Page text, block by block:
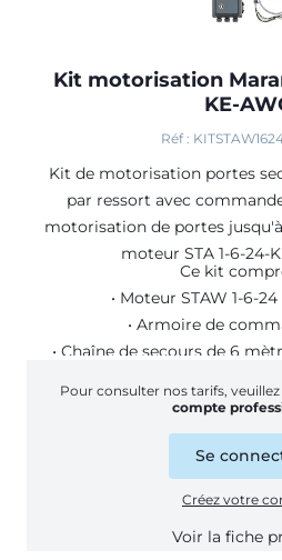
Kit motorisation
KE-
Réf :
Kit de motorisation portes
par ressort avec
motorisation de portes
moteur STA 1-6-24-
Ce kit
• Moteur STAW 1-6-
• Armoire de
• Chaîne de secours de 6
• Boite à 3 boutons
• Cable de liaison
Pour consulter nos tarifs,
compte
Se
Créez votre
Voir la fiche